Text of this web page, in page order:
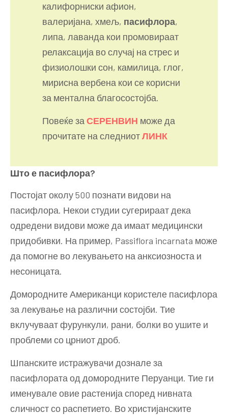
калифорниски афион,
валеријана, хмељ, пасифлора,
липа, лаванда кои промовираат
релаксација во случај на стрес и
физиолошки сон, камилица, глог,
мирисна вербена кои се корисни
за ментална благосостојба.
Повеќе за СЕРЕНВИН може да
прочитате на следниотЛИНК
Што е пасифлора?
Постојат околу 500 познати видови на
пасифлора. Некои студии сугерираат дека
одредени видови може да имаат медицински
придобивки. На пример, Passiflora incarnata може
да помогне во лекувањето на анксиозноста и
несоницата.
Домородните Американци користеле пасифлора
за лекување на различни состојби. Тие
вклучуваат фурункули, рани, болки во ушите и
проблеми со црниот дроб.
Шпанските истражувачи дознале за
пасифлората од домородните Перуанци. Тие ги
именувале овие растенија според нивната
сличност со распетието. Во христијанските